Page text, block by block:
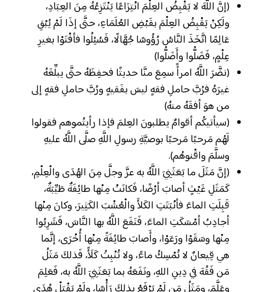
(إنَّ اللَّهَ لا يَقْبِضُ العِلْمَ انْتِزَاعًا يَنْتَزِعُهُ مِنَ العِبَادِ،
ولَكِنْ يَقْبِضُ العِلْمَ بقَبْضِ العُلَمَاءِ، حتَّى إذَا لَمْ يُبْقِ
عَالِمًا اتَّخَذَ النَّاسُ رُؤُوسًا جُهَّالًا، فَسُئِلُوا فأفْتَوْا بغيرِ
عِلْمٍ، فَضَلُّوا وأَضَلُّوا)
(نضَّرَ اللَّهُ امرأً سمِعَ منَّا حديثًا فحفِظَهُ حتَّى يبلِّغَهُ
غيرَهُ فرُبَّ حاملِ فقهٍ ليسَ بفَقيهٍ ورُبَّ حاملِ فقهٍ إلى
من هوَ أفقَهُ منهُ)
(سيأتيكُم أقوامٌ يطلبونَ العِلمَ فإذا رأيتُموهم فقولوا
لَهُم مَرحبًا مَرحبًا بوصيَّةِ رسولِ اللَّهِ صلَّى اللَّهُ عليهِ
وسلَّمَ واقْنوهُم).
(إنَّ مَثَلَ ما بَعَثَنِيَ اللَّهُ به عزَّ وجلَّ مِنَ الهُدَى والْعِلْمِ،
كَمَثَلِ غَيْثٍ أصابَ أرْضًا، فَكانَتْ مِنْها طائِفَةٌ طَيِّبَةٌ،
قَبِلَتِ الماءَ فأنْبَتَتِ الكَلأَ والْعُشْبَ الكَثِيرَ، وكانَ مِنْها
أجادِبُ أمْسَكَتِ الماءَ، فَنَفَعَ اللَّهُ بها النَّاسَ، فَشَرِبُوا
مِنْها وسَقَوْا ورَعَوْا، وأَصابَ طائِفَةً مِنْها أُخْرَى، إنَّما
هي قِيعانٌ لا تُمْسِكُ ماءً، ولا تُنْبِتُ كَلَأً، فَذلكَ مَثَلُ
مَن فَقُهَ في دِينِ اللهِ، ونَفَعَهُ بما بَعَثَنِيَ اللَّهُ به، فَعَلِمَ